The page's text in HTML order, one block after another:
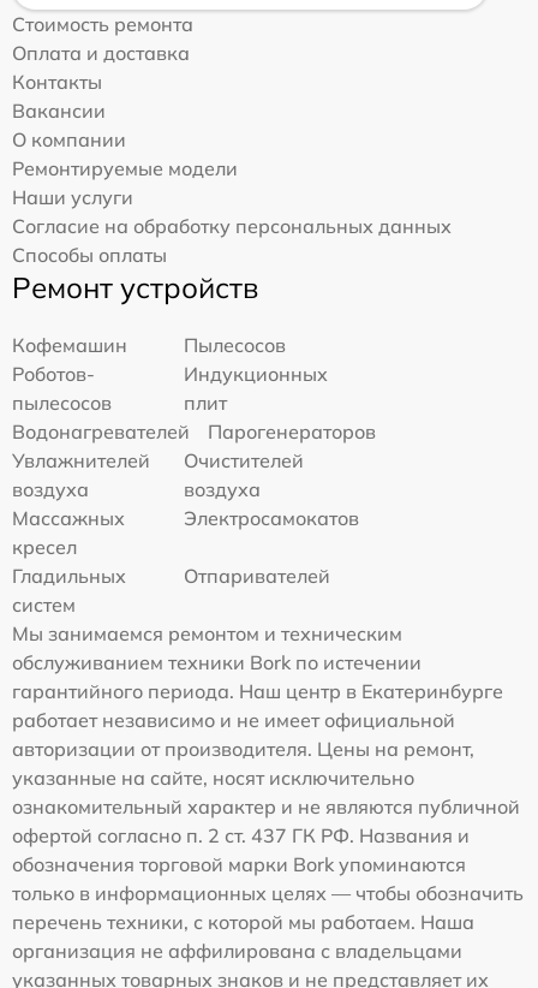
Стоимость ремонта
Оплата и доставка
Контакты
Вакансии
О компании
Ремонтируемые модели
Наши услуги
Согласие на обработку персональных данных
Способы оплаты
Ремонт устройств
Кофемашин
Пылесосов
Роботов-
пылесосов
Индукционных
плит
Водонагревателей
Парогенераторов
Увлажнителей
воздуха
Очистителей
воздуха
Массажных
кресел
Электросамокатов
Гладильных
систем
Отпаривателей
Мы занимаемся ремонтом и техническим
обслуживанием техники Bork по истечении
гарантийного периода. Наш центр в Екатеринбурге
работает независимо и не имеет официальной
авторизации от производителя. Цены на ремонт,
указанные на сайте, носят исключительно
ознакомительный характер и не являются публичной
офертой согласно п. 2 ст. 437 ГК РФ. Названия и
обозначения торговой марки Bork упоминаются
только в информационных целях — чтобы обозначить
перечень техники, с которой мы работаем. Наша
организация не аффилирована с владельцами
указанных товарных знаков и не представляет их